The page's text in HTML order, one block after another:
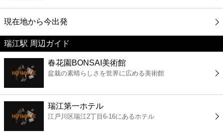
映画
美容
コンビニ
薬局
スーパー
現在地から今出発
瑞江駅 周辺ガイド
春花園BONSAI美術館
盆栽の素晴らしさを世界に広める美術館
瑞江第一ホテル
江戸川区瑞江2丁目6-16にあるホテル